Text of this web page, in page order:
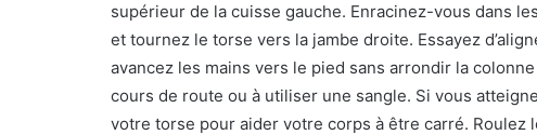
supérieur de la cuisse gauche. Enracinez-vous dans
et tournez le torse vers la jambe droite. Essayez
avancez les mains vers le pied sans arrondir la
cours de route ou à utiliser une sangle. Si vous
votre torse pour aider votre corps à être carré.